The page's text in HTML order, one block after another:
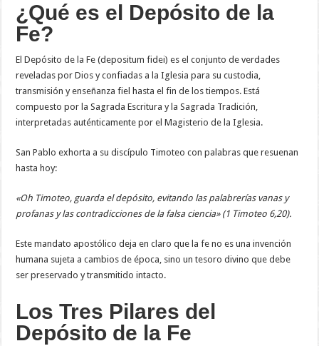
¿Qué es el Depósito de la
Fe?
El Depósito de la Fe (depositum fidei) es el conjunto de verdades
reveladas por Dios y confiadas a la Iglesia para su custodia,
transmisión y enseñanza fiel hasta el fin de los tiempos. Está
compuesto por la Sagrada Escritura y la Sagrada Tradición,
interpretadas auténticamente por el Magisterio de la Iglesia.
San Pablo exhorta a su discípulo Timoteo con palabras que resuenan
hasta hoy:
«Oh Timoteo, guarda el depósito, evitando las palabrerías vanas y
profanas y las contradicciones de la falsa ciencia» (1 Timoteo 6,20).
Este mandato apostólico deja en claro que la fe no es una invención
humana sujeta a cambios de época, sino un tesoro divino que debe
ser preservado y transmitido intacto.
Los Tres Pilares del
Depósito de la Fe